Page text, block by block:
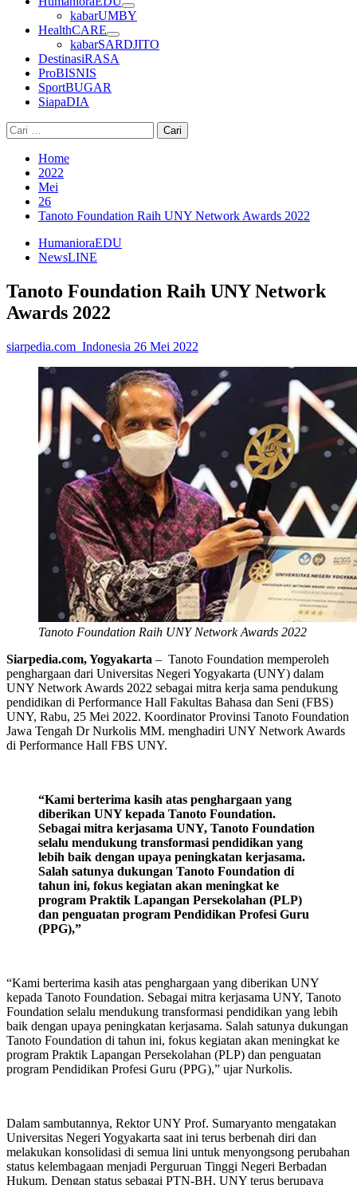
kabarUMBY
HealthCARE
kabarSARDJITO
DestinasiRASA
ProBISNIS
SportBUGAR
SiapaDIA
Cari
untuk:
Home
2022
Mei
26
Tanoto Foundation Raih UNY Network Awards 2022
HumanioraEDU
NewsLINE
Tanoto Foundation Raih UNY Network
Awards 2022
siarpedia.com_Indonesia 26 Mei 2022
Tanoto Foundation Raih UNY Network Awards 2022
Siarpedia.com, Yogyakarta – Tanoto Foundation memperoleh
penghargaan dari Universitas Negeri Yogyakarta (UNY) dalam
UNY Network Awards 2022 sebagai mitra kerja sama pendukung
pendidikan di Performance Hall Fakultas Bahasa dan Seni (FBS)
UNY, Rabu, 25 Mei 2022. Koordinator Provinsi Tanoto Foundation
Jawa Tengah Dr Nurkolis MM. menghadiri UNY Network Awards
di Performance Hall FBS UNY.
“Kami berterima kasih atas penghargaan yang
diberikan UNY kepada Tanoto Foundation.
Sebagai mitra kerjasama UNY, Tanoto Foundation
selalu mendukung transformasi pendidikan yang
lebih baik dengan upaya peningkatan kerjasama.
Salah satunya dukungan Tanoto Foundation di
tahun ini, fokus kegiatan akan meningkat ke
program Praktik Lapangan Persekolahan (PLP)
dan penguatan program Pendidikan Profesi Guru
(PPG),”
“Kami berterima kasih atas penghargaan yang diberikan UNY
kepada Tanoto Foundation. Sebagai mitra kerjasama UNY, Tanoto
Foundation selalu mendukung transformasi pendidikan yang lebih
baik dengan upaya peningkatan kerjasama. Salah satunya dukungan
Tanoto Foundation di tahun ini, fokus kegiatan akan meningkat ke
program Praktik Lapangan Persekolahan (PLP) dan penguatan
program Pendidikan Profesi Guru (PPG),” ujar Nurkolis.
Dalam sambutannya, Rektor UNY Prof. Sumaryanto mengatakan
Universitas Negeri Yogyakarta saat ini terus berbenah diri dan
melakukan konsolidasi di semua lini untuk menyongsong perubahan
status kelembagaan menjadi Perguruan Tinggi Negeri Berbadan
Hukum. Dengan status sebagai PTN-BH, UNY terus berupaya